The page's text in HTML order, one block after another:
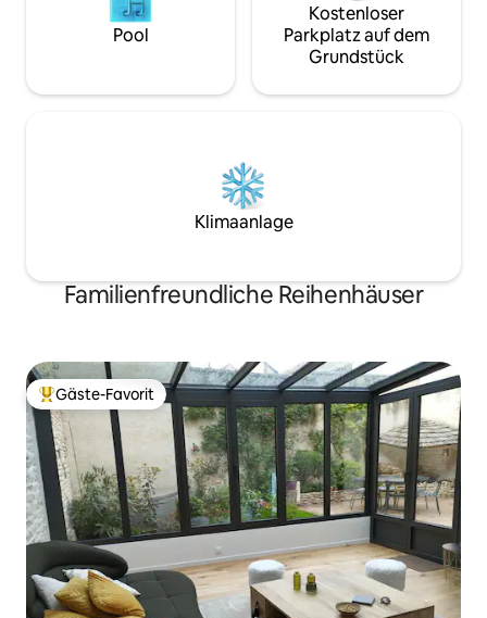
Pool
Kostenloser
Parkplatz auf dem
Grundstück
Klimaanlage
Familienfreundliche Reihenhäuser
Beliebter Gäste-Favorit.
Gäste-Favorit